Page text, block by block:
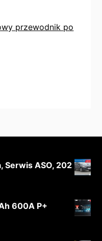
przewodnik po
Serwis ASO, 202
600A P+